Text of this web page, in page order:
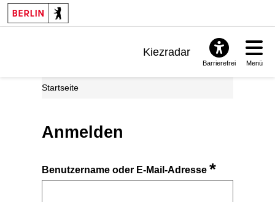
Kiezradar
Barrierefrei Menü
Startseite
Anmelden
Benutzername oder E-Mail-Adresse*